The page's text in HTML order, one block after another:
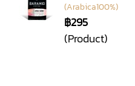
(Arabica100%)
฿295
(Product)